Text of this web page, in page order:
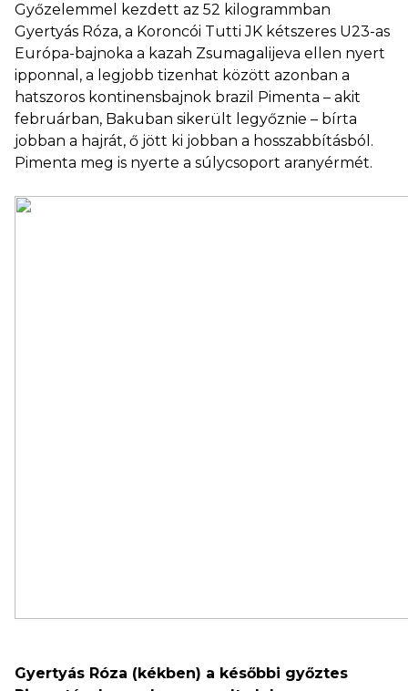
Győzelemmel kezdett az 52 kilogrammban
Gyertyás Róza, a Koroncói Tutti JK kétszeres U23-as
Európa-bajnoka a kazah Zsumagalijeva ellen nyert
ipponnal, a legjobb tizenhat között azonban a
hatszoros kontinensbajnok brazil Pimenta – akit
februárban, Bakuban sikerült legyőznie – bírta
jobban a hajrát, ő jött ki jobban a hosszabbításból.
Pimenta meg is nyerte a súlycsoport aranyérmét.
Gyertyás Róza (kékben) a későbbi győztes